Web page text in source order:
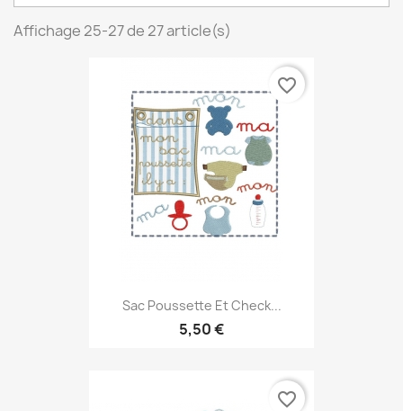
Affichage 25-27 de 27 article(s)
Sac Poussette Et Check...
5,50 €
favorite_border
favorite_border